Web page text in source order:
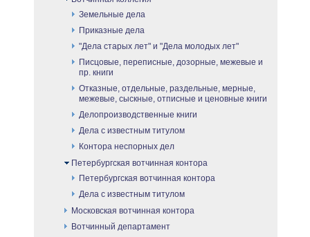
Земельные дела
Приказные дела
"Дела старых лет" и "Дела молодых лет"
Писцовые, переписные, дозорные, межевые и
пр. книги
Отказные, отдельные, раздельные, мерные,
межевые, сыскные, отписные и ценовные книги
Делопроизводственные книги
Дела с известным титулом
Контора неспорных дел
Петербургская вотчинная контора
Петербургская вотчинная контора
Дела с известным титулом
Московская вотчинная контора
Вотчинный департамент